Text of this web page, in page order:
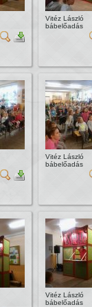
Vitéz László
bábelőadás
Vitéz László
bábelőadás
Vitéz László
bábelőadás